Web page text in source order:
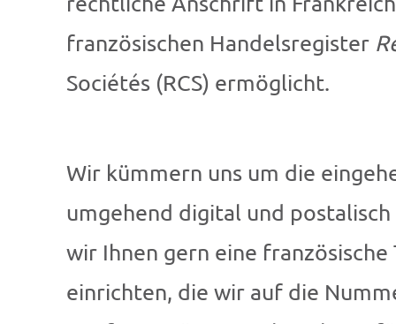
französischen Handelsregister
Sociétés (RCS) ermöglicht.
Wir kümmern uns um die
umgehend digital und
wir Ihnen gern eine
einrichten, die wir auf die